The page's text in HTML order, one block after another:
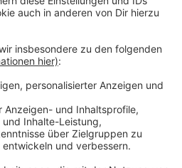
mobile Bürgerbüros ein